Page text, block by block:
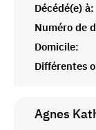
Décédé(e) à:
Numéro de
Domicile:
Différentes
Agnes